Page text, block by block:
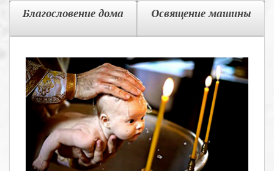
Благословение дома Освящение машины